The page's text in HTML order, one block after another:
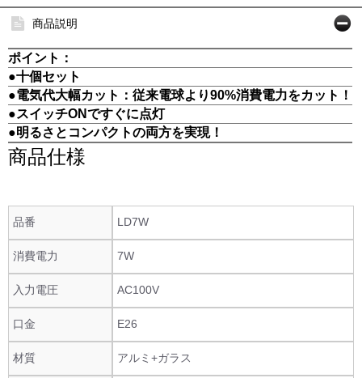
商品説明
ポイント：
●十個セット
●電気代大幅カット：従来電球より90%消費電力をカット！
●スイッチONですぐに点灯
●明るさとコンパクトの両方を実現！
商品仕様
品番 LD7W
消費電力 7W
入力電圧 AC100V
口金 E26
材質 アルミ+ガラス